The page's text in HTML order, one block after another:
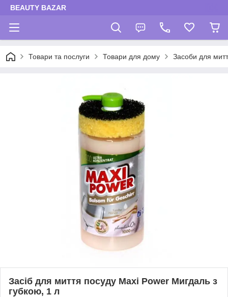
BEAUTY BAZAR
Товари та послуги Товари для дому Засоби для
Засіб для миття посуду Maxi Power Мигдаль з
губкою, 1 л